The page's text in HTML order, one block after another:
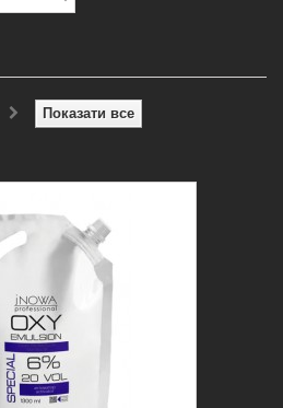
Показати все